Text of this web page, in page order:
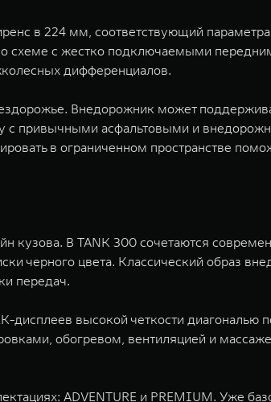
в 224 мм, соответствующий
схеме с жестко подключаемыми
дифференциалов.
Внедорожник может
привычными асфальтовыми и
в ограниченном пространстве
кузова. В TANK 300 сочетаются
черного цвета. Классический образ
передач.
высокой четкости
обогревом, вентиляцией и
ADVENTURE и PREMIUM. Уже